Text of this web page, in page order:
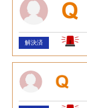
解決済